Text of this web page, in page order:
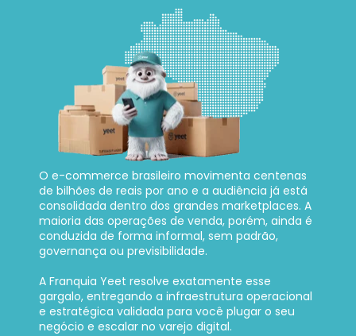
O e-commerce brasileiro movimenta centenas
de bilhões de reais por ano e a audiência já está
consolidada dentro dos grandes marketplaces. A
maioria das operações de venda, porém, ainda é
conduzida de forma informal, sem padrão,
governança ou previsibilidade.
A Franquia Yeet resolve exatamente esse
gargalo, entregando a infraestrutura operacional
e estratégica validada para você plugar o seu
negócio e escalar no varejo digital.